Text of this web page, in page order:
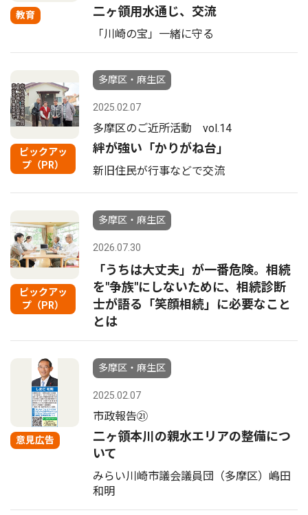
教育 二ヶ領用水通じ、交流
「川崎の宝」一緒に守る
ピックアッ
プ（PR）
多摩区・麻生区
2025.02.07
多摩区のご近所活動 vol.14
絆が強い「かりがね台」
新旧住民が行事などで交流
ピックアッ
プ（PR）
多摩区・麻生区
2026.07.30
「うちは大丈夫」が一番危険。相続
を"争族"にしないために、相続診断
士が語る「笑顔相続」に必要なこと
とは
意見広告
多摩区・麻生区
2025.02.07
市政報告㉑
二ヶ領本川の親水エリアの整備につ
いて
みらい川崎市議会議員団（多摩区）嶋田
和明